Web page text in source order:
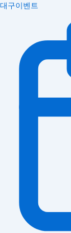
대구이벤트